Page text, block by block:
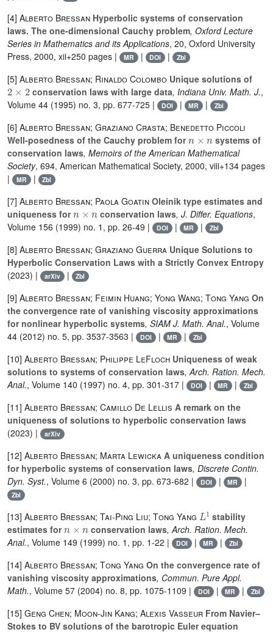
[4] Alberto Bressan Hyperbolic systems of conservation
laws. The one-dimensional Cauchy problem, Oxford Lecture
Series in Mathematics and its Applications, 20, Oxford University
Press, 2000, xii+250 pages |
MR | DOI | Zbl
[5] Alberto Bressan; Rinaldo Colombo Unique solutions of
2× 2 conservation laws with large data, Indiana Univ. Math. J.,
Volume 44 (1995) no. 3, pp. 677-725 | DOI | MR | Zbl
[6] Alberto Bressan; Graziano Crasta; Benedetto Piccoli
Well-posedness of the Cauchy problem forn×n
systems of
conservation laws, Memoirs of the American Mathematical
Society, 694, American Mathematical Society, 2000, viii+134 pages
|
MR | Zbl
[7] Alberto Bressan; Paola Goatin Oleinik type estimates and
uniqueness forn×n conservation laws, J. Differ. Equations,
Volume 156 (1999) no. 1, pp. 26-49 | DOI | MR | Zbl
[8] Alberto Bressan; Graziano Guerra Unique Solutions to
Hyperbolic Conservation Laws with a Strictly Convex Entropy
(2023) |
arXiv | Zbl
[9] Alberto Bressan; Feimin Huang; Yong Wang; Tong Yang On
the convergence rate of vanishing viscosity approximations
for nonlinear hyperbolic systems, SIAM J. Math. Anal., Volume
44 (2012) no. 5, pp. 3537-3563 | DOI | MR | Zbl
[10] Alberto Bressan; Philippe LeFloch Uniqueness of weak
solutions to systems of conservation laws, Arch. Ration. Mech.
Anal., Volume 140 (1997) no. 4, pp. 301-317 | DOI | MR | Zbl
[11] Alberto Bressan; Camillo De Lellis A remark on the
uniqueness of solutions to hyperbolic conservation laws
(2023) |
arXiv
[12] Alberto Bressan; Marta Lewicka A uniqueness condition
for hyperbolic systems of conservation laws, Discrete Contin.
Dyn. Syst., Volume 6 (2000) no. 3, pp. 673-682 | DOI | MR |
Zbl
[13] Alberto Bressan; Tai-Ping Liu; Tong Yang L1 stability
estimates forn×n conservation laws, Arch. Ration. Mech.
Anal., Volume 149 (1999) no. 1, pp. 1-22 | DOI | MR | Zbl
[14] Alberto Bressan; Tong Yang On the convergence rate of
vanishing viscosity approximations, Commun. Pure Appl.
Math., Volume 57 (2004) no. 8, pp. 1075-1109 | DOI | MR | Zbl
[15] Geng Chen; Moon-Jin Kang; Alexis Vasseur From Navier–
Stokes to BV solutions of the barotropic Euler equation